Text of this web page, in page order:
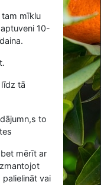
tam mīklu
10-
tā
to
mērīt ar
palielināt vai